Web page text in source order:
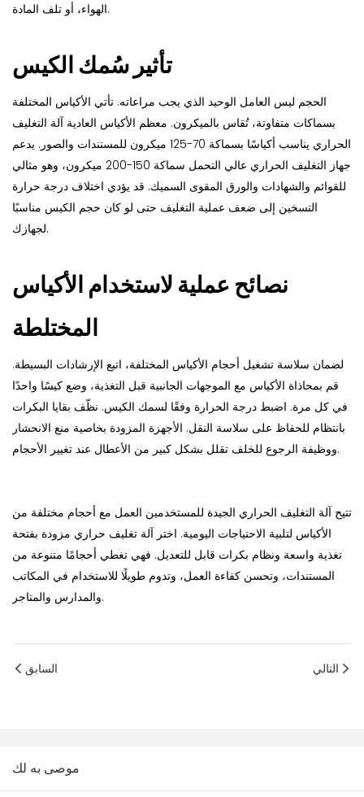
الهواء، أو تلف المادة.
تأثير سُمك الكيس
الحجم ليس العامل الوحيد الذي يجب مراعاته. تأتي الأكياس المختلفة
بسماكات متفاوتة، تُقاس بالميكرون. معظم الأكياس العادية آلة التغليف
الحراري
يناسب أكياسًا بسماكة 70-125 ميكرون للمستندات والصور. يدعم
جهاز التغليف الحراري عالي التحمل سماكة 150-200 ميكرون، وهو مثالي
للقوائم والشهادات والورق المقوى السميك. قد يؤدي اختلاف درجة حرارة
التسخين إلى ضعف عملية التغليف حتى لو كان حجم الكيس مناسبًا
لجهازك.
نصائح عملية لاستخدام الأكياس
المختلطة
لضمان سلاسة تشغيل أحجام الأكياس المختلفة، اتبع الإرشادات البسيطة.
قم بمحاذاة الأكياس مع الموجهات الجانبية قبل التغذية، وضع كيسًا واحدًا
في كل مرة. اضبط درجة الحرارة وفقًا لسمك الكيس. نظّف بقايا البكرات
بانتظام للحفاظ على سلاسة النقل. الأجهزة المزودة بخاصية منع الانحشار
ووظيفة الرجوع للخلف تقلل بشكل كبير من الأعطال عند تغيير الأحجام.
تتيح آلة التغليف الحراري الجيدة للمستخدمين العمل مع أحجام مختلفة من
الأكياس لتلبية الاحتياجات اليومية. اختر آلة تغليف حراري مزودة بفتحة
تغذية واسعة ونظام بكرات قابل للتعديل. فهي تغطي أحجامًا متنوعة من
المستندات، وتحسن كفاءة العمل، وتدوم طويلًا للاستخدام في المكاتب
والمدارس والمتاجر.
السابق التالي
موصى به لك